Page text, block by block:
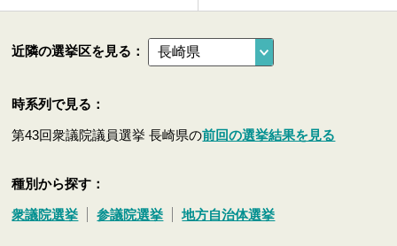
近隣の選挙区を見る：
時系列で見る：
第43回衆議院議員選挙 長崎県の前回の選挙結果を見る
種別から探す：
衆議院選挙 参議院選挙 地方自治体選挙